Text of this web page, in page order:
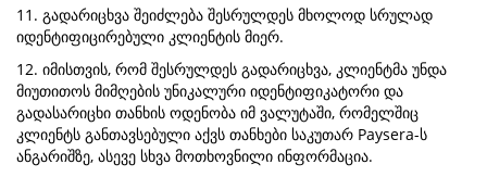
11. გადარიცხვა შეიძლება შესრულდეს მხოლოდ სრულად
იდენტიფიცირებული კლიენტის მიერ.
12. იმისთვის, რომ შესრულდეს გადარიცხვა, კლიენტმა უნდა
მიუთითოს მიმღების უნიკალური იდენტიფიკატორი და
გადასარიცხი თანხის ოდენობა იმ ვალუტაში, რომელშიც
კლიენტს განთავსებული აქვს თანხები საკუთარ Paysera-ს
ანგარიშზე, ასევე სხვა მოთხოვნილი ინფორმაცია.